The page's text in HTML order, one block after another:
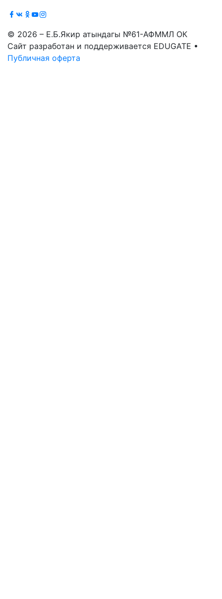
© 2026 – Е.Б.Якир атындагы №61-АФММЛ ОК
Сайт разработан и поддерживается EDUGATE •
Публичная оферта